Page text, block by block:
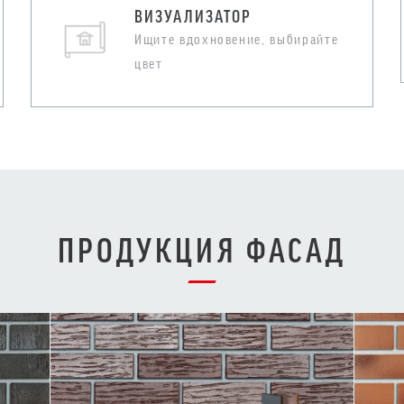
ВИЗУАЛИЗАТОР
Ищите вдохновение, выбирайте
цвет
ПРОДУКЦИЯ ФАСАД